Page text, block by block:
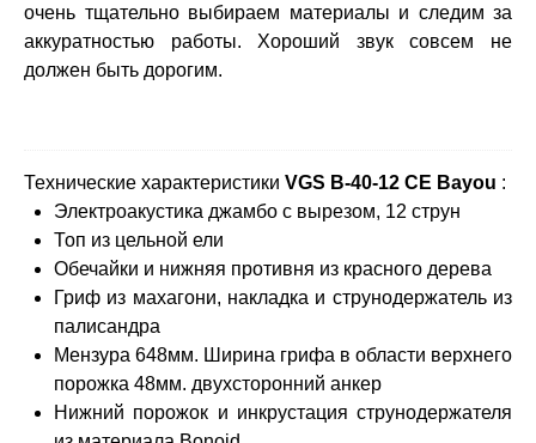
очень тщательно выбираем материалы и следим за
аккуратностью работы. Хороший звук совсем не
должен быть дорогим.
Технические характеристики VGS B-40-12 CE Bayou :
Электроакустика джамбо с вырезом, 12 струн
Топ из цельной ели
Обечайки и нижняя противня из красного дерева
Гриф из махагони, накладка и струнодержатель из
палисандра
Мензура 648мм. Ширина грифа в области верхнего
порожка 48мм. двухсторонний анкер
Нижний порожок и инкрустация струнодержателя